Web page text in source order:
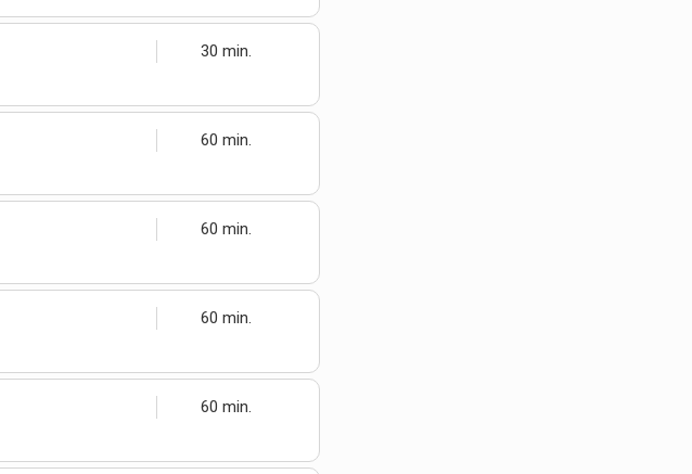
30 min.
60 min.
60 min.
60 min.
60 min.